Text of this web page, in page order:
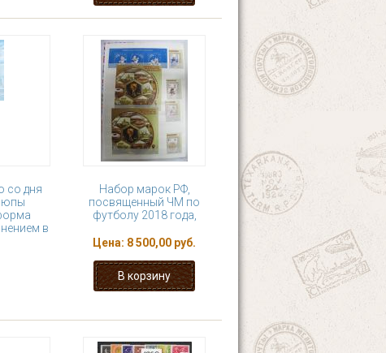
со дня
в
Набор марок РФ,
посвященный ЧМ по
футболу 2018 года,
Цена: 8 500,00 руб.